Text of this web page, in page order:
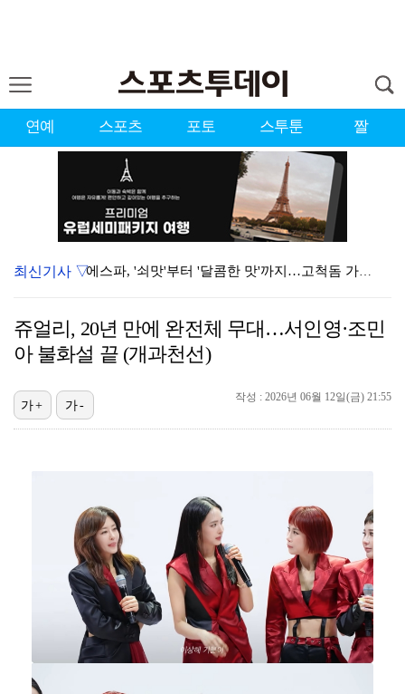
연예 스포츠 포토 스투툰 짤
에스파, '쇠맛'부터 '달콤한 맛'까지…고척돔 가득 채…
에스파, 고척돔 입성…공연 시작 40분 만에 첫 인사 …
'리그 2연패 정조준' 아스널, 뉴캐슬서 기마랑이스 영…
박지민 아나운서 "발리까지 갔는데…'피의 게임2' 출연…
'서명관·야고 연속골' 울산, 동해안 더비서 포항 제압…
최신기사 ▽
쥬얼리, 20년 만에 완전체 무대…서인영·조민
아 불화설 끝 (개과천선)
작성 : 2026년 06월 12일(금) 21:55
가+ 가-